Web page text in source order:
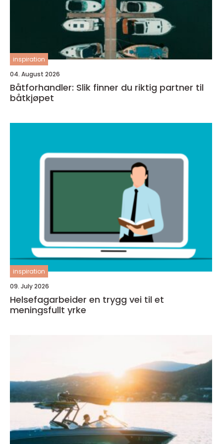
inspiration
04. August 2026
Båtforhandler: Slik finner du riktig partner til
båtkjøpet
inspiration
09. July 2026
Helsefagarbeider en trygg vei til et
meningsfullt yrke